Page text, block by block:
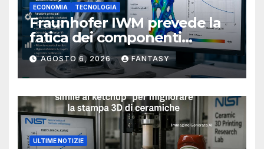
ECONOMIA TECNOLOGIA
Fraunhofer IWM prevede la
fatica dei componenti
metallici stampati in 3D
AGOSTO 6, 2026 FANTASY
ULTIME NOTIZIE